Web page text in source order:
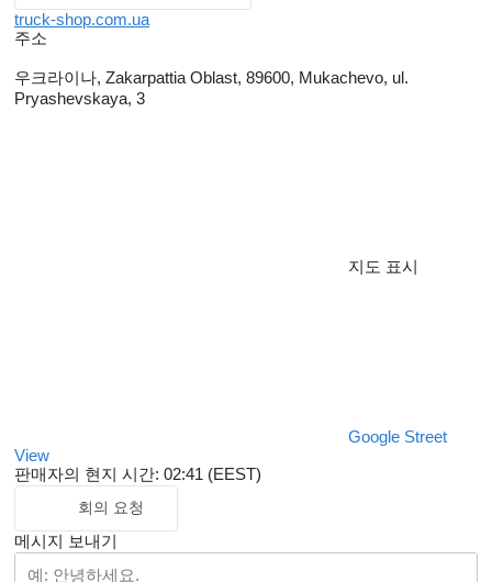
truck-shop.com.ua
주소
우크라이나, Zakarpattia Oblast, 89600, Mukachevo, ul.
Pryashevskaya, 3
지도 표시
Google Street
View
판매자의 현지 시간: 02:41 (EEST)
회의 요청
메시지 보내기